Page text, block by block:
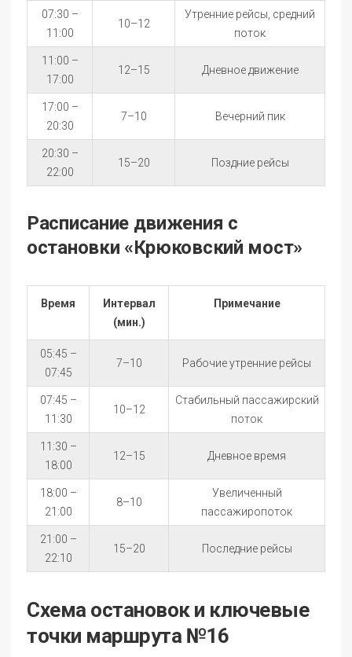
07:30 –
11:00
10–12
Утренние рейсы, средний
поток
11:00 –
17:00
12–15 Дневное движение
17:00 –
20:30
7–10 Вечерний пик
20:30 –
22:00
15–20 Поздние рейсы
Расписание движения с
остановки «Крюковский мост»
Время
Интервал
(мин.)
Примечание
05:45 –
07:45
7–10 Рабочие утренние рейсы
07:45 –
11:30
10–12
Стабильный пассажирский
поток
11:30 –
18:00
12–15 Дневное время
18:00 –
21:00
8–10
Увеличенный
пассажиропоток
21:00 –
22:10
15–20 Последние рейсы
Схема остановок и ключевые
точки маршрута №16